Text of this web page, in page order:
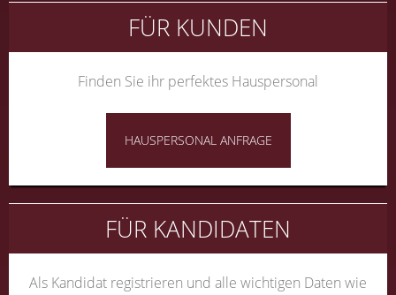
FÜR KUNDEN
Finden Sie ihr perfektes Hauspersonal
HAUSPERSONAL ANFRAGE
FÜR KANDIDATEN
Als Kandidat registrieren und alle wichtigen Daten wie